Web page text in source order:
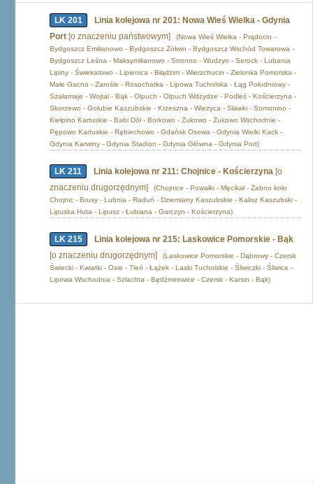
LK 201
Linia kolejowa nr 201: Nowa Wieś Wielka - Gdynia
Port [o znaczeniu państwowym]
(Nowa Wieś Wielka - Prądocin -
Bydgoszcz Emilianowo - Bydgoszcz Żółwin - Bydgoszcz Wschód Towarowa -
Bydgoszcz Leśna - Maksymilianowo - Stronno - Wudzyn - Serock - Lubania
Lipiny - Świekatowo - Lipienica - Błądzim - Wierzchucin - Zielonka Pomorska -
Małe Gacno - Zarośle - Rosochatka - Lipowa Tucholska - Łąg Południowy -
Szałamaje - Wojtal - Bąk - Olpuch - Olpuch Wdzydze - Podleś - Kościerzyna -
Skorzewo - Gołubie Kaszubskie - Krzeszna - Wieżyca - Sławki - Somonino -
Kiełpino Kartuskie - Babi Dół - Borkowo - Żukowo - Żukowo Wschodnie -
Pępowo Kartuskie - Rębiechowo - Gdańsk Osowa - Gdynia Wielki Kack -
Gdynia Karwiny - Gdynia Stadion - Gdynia Główna - Gdynia Port)
LK 211 Linia kolejowa nr 211: Chojnice - Kościerzyna [o
znaczeniu drugorzędnym]
(Chojnice - Powałki - Męcikał - Żabno koło
Chojnic - Brusy - Lubnia - Raduń - Dziemiany Kaszubskie - Kalisz Kaszubski -
Lipuska Huta - Lipusz - Łubiana - Garczyn - Kościerzyna)
LK 215
Linia kolejowa nr 215: Laskowice Pomorskie - Bąk
[o znaczeniu drugorzędnym]
(Laskowice Pomorskie - Dąbrowy - Czersk
Świecki - Kwiatki - Osie - Tleń - Łążek - Laski Tucholskie - Śliwiczki - Śliwice -
Lipowa Wschodnia - Szlachta - Będźmirowice - Czersk - Karsin - Bąk)